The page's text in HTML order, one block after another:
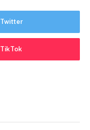
Twitter
TikTok